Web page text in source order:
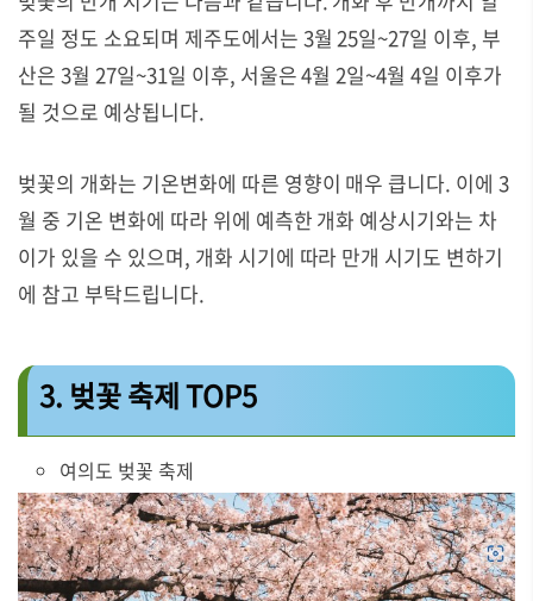
주일 정도 소요되며 제주도에서는 3월 25일~27일 이후, 부
산은 3월 27일~31일 이후, 서울은 4월 2일~4월 4일 이후가
될 것으로 예상됩니다.
벚꽃의 개화는 기온변화에 따른 영향이 매우 큽니다. 이에 3
월 중 기온 변화에 따라 위에 예측한 개화 예상시기와는 차
이가 있을 수 있으며, 개화 시기에 따라 만개 시기도 변하기
에 참고 부탁드립니다.
3. 벚꽃 축제 TOP5
여의도 벚꽃 축제